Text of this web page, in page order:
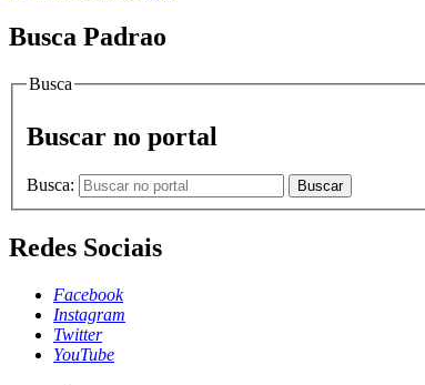
Busca Padrao
Busca
Buscar no portal
Busca: Buscar
Redes Sociais
Facebook
Instagram
Twitter
YouTube